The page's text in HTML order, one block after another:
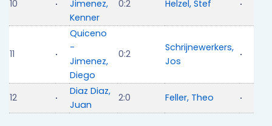
10
Jimenez,
Kenner
0:2 Helzel, Stef
11
Quiceno
-
Jimenez,
Diego
0:2
Schrijnewerkers,
Jos
12
Diaz Diaz,
Juan
2:0 Feller, Theo